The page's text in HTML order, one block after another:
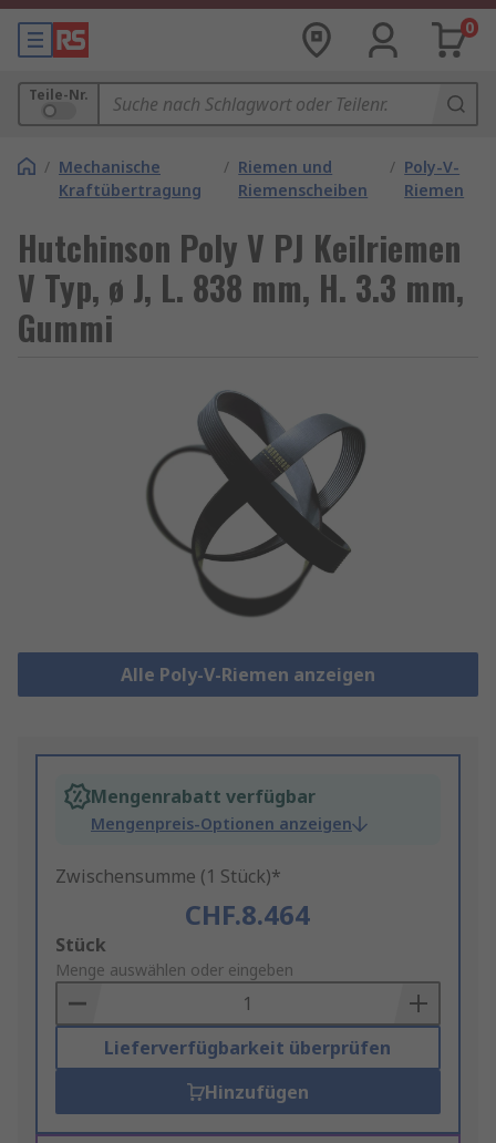
0
Teile-Nr.
/ Mechanische
Kraftübertragung
/ Riemen und
Riemenscheiben
/ Poly-V-
Riemen
Hutchinson Poly V PJ Keilriemen
V Typ, ø J, L. 838 mm, H. 3.3 mm,
Gummi
Alle Poly-V-Riemen anzeigen
Mengenrabatt verfügbar
Mengenpreis-Optionen anzeigen
Zwischensumme (1 Stück)*
CHF.8.464
Add
to
Basket
Stück
Menge auswählen oder eingeben
Lieferverfügbarkeit überprüfen
Hinzufügen